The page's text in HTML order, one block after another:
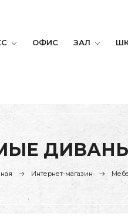
ОФИС ЗАЛ
ДИВАНЫ
Интернет-магазин